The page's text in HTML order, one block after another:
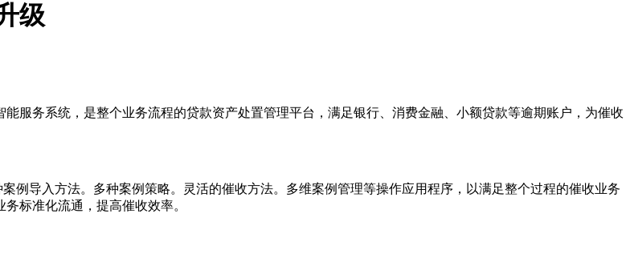
级
服务系统，是整个业务流程的贷款资产处置管理平台，满足银行、消费金融、小额贷款等逾期账户，为催收
例导入方法。多种案例策略。灵活的催收方法。多维案例管理等操作应用程序，以满足整个过程的催收业务
标准化流通，提高催收效率。